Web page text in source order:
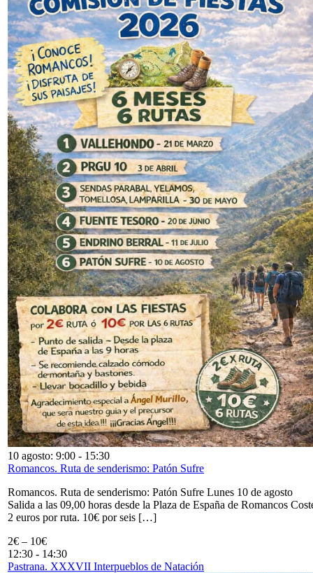
10 agosto: 9:00 - 15:30
Romancos. Ruta de senderismo: Patón Sufre
Romancos. Ruta de senderismo: Patón Sufre Lunes 10 de agosto
Salida a las 09,00 horas desde la Plaza de España de Romancos
2 euros por ruta. 10€ por seis […]
2€ – 10€
12:30 - 14:30
Pastrana. XXXVII Interpueblos de Natación